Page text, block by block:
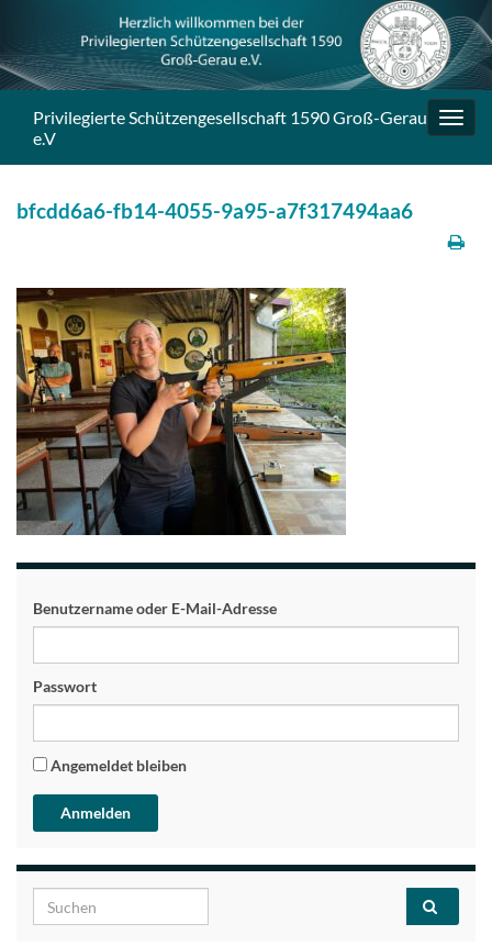
Privilegierte Schützengesellschaft 1590 Groß-Gerau
e.V
bfcdd6a6-fb14-4055-9a95-a7f317494aa6
Benutzername oder E-Mail-Adresse
Passwort
Angemeldet bleiben
Search for: